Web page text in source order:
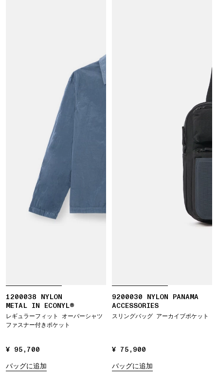
1200038 NYLON
METAL IN ECONYL®
レギュラーフィット オーバーシャツ
ファスナー付きポケット
¥ 95,700
¥ 95,700
バッグに追加
9200030 NYLON PANAMA
ACCESSORIES
スリングバッグ アーカイブポケット
¥ 75,900
¥ 75,900
バッグに追加